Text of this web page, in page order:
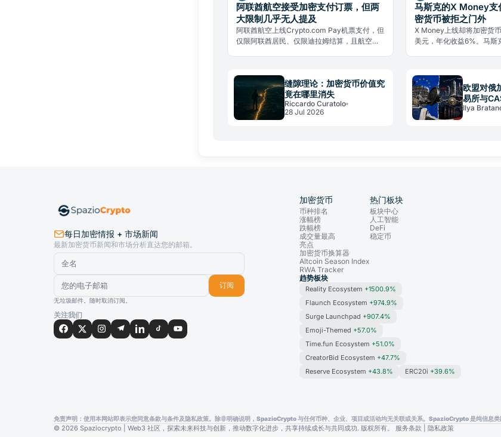
阿联酋航空接受加密支付订票，但两
大限制几乎无人提及
阿联酋航空上线Crypto.com Pay机票支付，但
仅限阿联酋居民、仅限迪拉姆结算，且航空公
马斯克的X Money支
密货币被拒之门外
X Money上线却将加密货
美元，年化收益6%。马斯
缝隙理论：加密货币价值究
竟在哪里消失
Riccardo Curatolo
28 Jul 2026
欧盟对俄
易所与
Ilya
每日加密情报 + 市场新闻
最新加密货币新闻和市场分析直达您的邮箱。
订阅
无垃圾邮件。随时取消订阅。
关注我们
加密货币
币种排名
涨幅榜
跌幅榜
成交量最高
亮点
加密货币换算器
Altcoin Season Index
RWA Tracker
热门板块
板块中心
人工智能
DeFi
稳定币
趋势板块
Reality Ecosystem +1500.9%
Flaunch Ecosystem +974.9%
Surge Launchpad +907.4%
Emoji-Themed +57.0%
Time.fun Ecosystem +51.0%
CreatorBid Ecosystem +47.7%
Reserve Ecosystem +43.8% ERC20i +39.6%
免责声明：使用本网站即表示您同意条款与条件及隐私政策。除非明确说明，SpazioCrypto 与任何币种、企业、项目或活动均无关联或关系。SpazioCrypto 是纯信息类
© 2026 Spaziocrypto | Web3 社区，探索未来科技与创新，推动数字化进步，共享持续成长与共同成功. 版权所有。 服务条款 隐私政策